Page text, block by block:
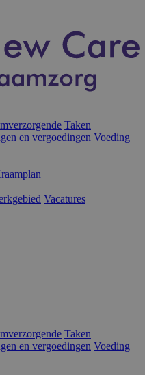
Taken
en vergoedingen Voeding
Vacatures
Taken
en vergoedingen Voeding